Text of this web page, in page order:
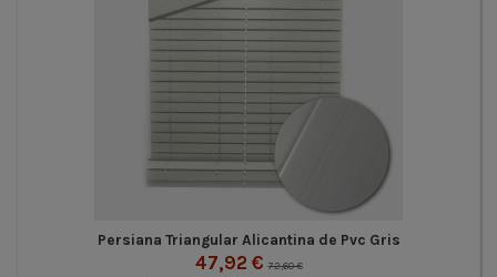
Persiana Triangular Alicantina de Pvc Gris
47,92 €72,60 €